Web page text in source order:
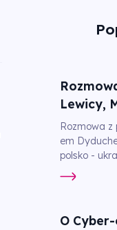
Lewicy,
Rozmowa z
em
polsko -
O